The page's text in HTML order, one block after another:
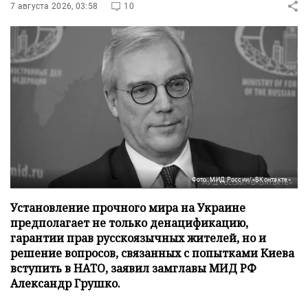
7 августа 2026, 03:58 10
Фото: МИД России/«ВКонтакте»
Установление прочного мира на Украине
предполагает не только денацификацию,
гарантии прав русскоязычных жителей, но и
решение вопросов, связанных с попытками Киева
вступить в НАТО, заявил замглавы МИД РФ
Александр Грушко.